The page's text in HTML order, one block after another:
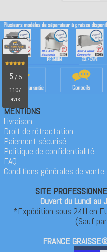
MENTIONS
Livraison
Droit de rétractation
Paiement sécurisé
Politique de confidentialité
FAQ
Conditions générales de vente
SITE
Ouvert du Lundi
*Expédition sous 24H en
(Sauf
FRANCE